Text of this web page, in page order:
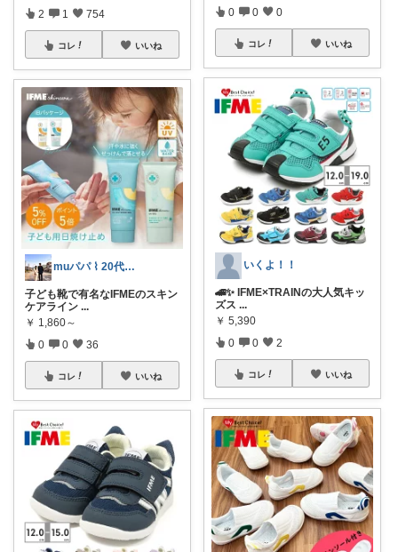
2 1 754
コレ いいね
muパパ ⌇ 20代パパの子育て
子ども靴で有名なIFMEのスキン
ケアライン ...
￥ 1,860～
0 0 36
コレ いいね
0 0 0
コレ いいね
いくよ！！
🚄✨ IFME×TRAINの大人気キッ
ズス ...
￥ 5,390
0 0 2
コレ いいね